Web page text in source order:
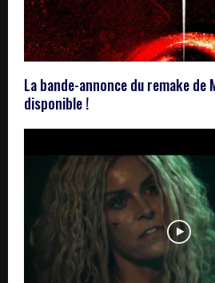
La bande-annonce du remake
disponible !